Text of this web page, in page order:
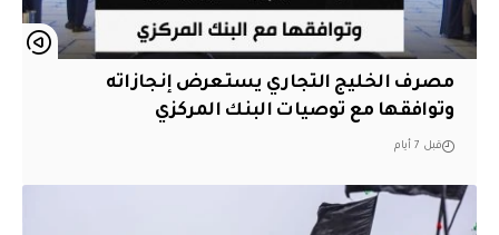
مصرف الخليج التجاري يستعرض إنجازاته
وتوافقها مع توصيات البنك المركزي
قبل 7 أيام